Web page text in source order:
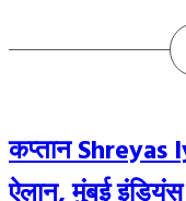
और 89.76 के स्ट्राइक
एक शतक और एक अर्धशतक
विराट कोहली की
बता दें कि भारत और
मैचों की सीरीज होने जा
दौरान भारतीय क्रिकेट टीम
बार फिर जीत दर्ज करने के
कप्तान Shreyas